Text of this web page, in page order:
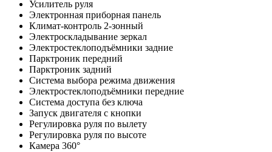
Усилитель руля
Электронная приборная панель
Климат-контроль 2-зонный
Электроскладывание зеркал
Электростеклоподъёмники задние
Парктроник передний
Парктроник задний
Система выбора режима движения
Электростеклоподъёмники передние
Система доступа без ключа
Запуск двигателя с кнопки
Регулировка руля по вылету
Регулировка руля по высоте
Камера 360°